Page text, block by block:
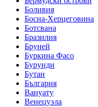
Боливия
Босна-Херцеговина
Ботсвана
Бразилия
Бруней
Буркина Фасо
Бурунди
Бутан
България
Вануату
Венецуэла